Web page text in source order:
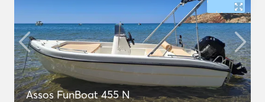
Assos FunBoat 455 N